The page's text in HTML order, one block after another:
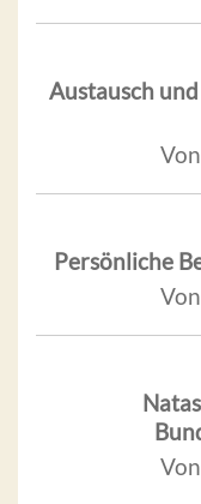
Austausch
Persönliche